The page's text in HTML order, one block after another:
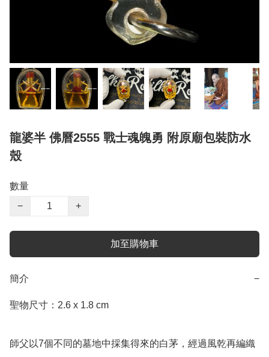
龍婆半 佛曆2555 戰士魂魄勇 附原廟包裝防水
殼
數量
−
+
加至購物車
簡介 −
聖物尺寸：2.6 x 1.8 cm
師父以7個不同的墓地中採集得來的白茅，經過風乾再編織